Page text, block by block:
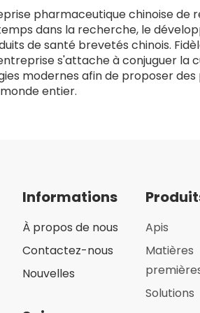
pharmaceutique chinoise de
dans la recherche, le
de santé brevetés chinois.
s'attache à conjuguer la
modernes afin de proposer
entier.
Informations
À propos de nous
Contactez-nous
Nouvelles
Apis
Matières
Solutions